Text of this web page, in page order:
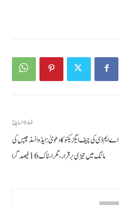
المادة السابقة
اے ایم ڈی کی چیف ایگزیکٹو کا دعویٰ: ایڈوانسڈ چپس کی
مانگ میں تیزی برقرار، مگر اسٹاک 16 فیصد گرا